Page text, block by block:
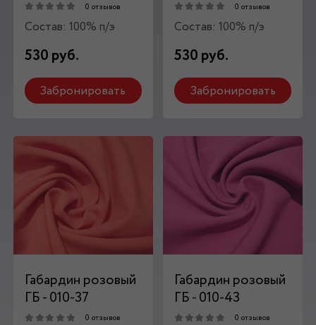
0 отзывов
Состав: 100% п/э
530 руб.
Забронировать
0 отзывов
Состав: 100% п/э
530 руб.
Забронировать
Габардин розовый
ГБ - 010-37
0 отзывов
Габардин розовый
ГБ - 010-43
0 отзывов